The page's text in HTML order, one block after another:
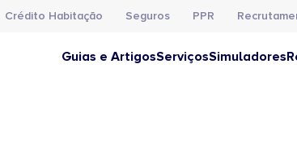
Crédito Habitação Seguros PPR
Guias e ArtigosServiçosSimuladores